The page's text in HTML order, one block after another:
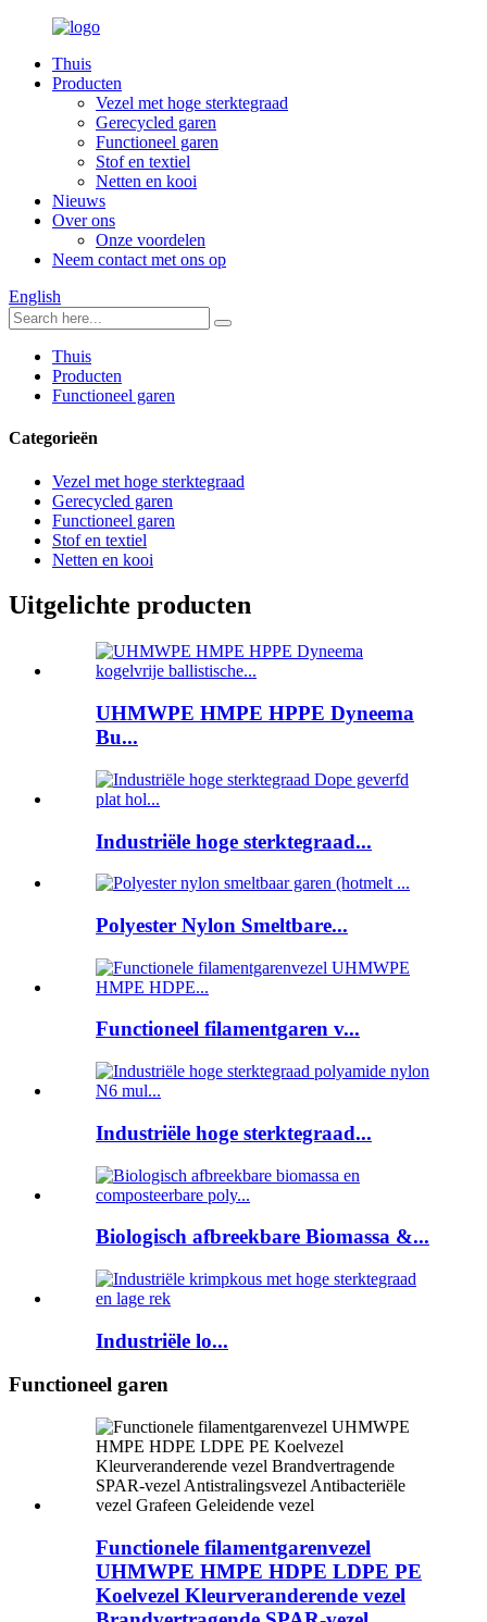
Thuis
Producten
Vezel met hoge sterktegraad
Gerecycled garen
Functioneel garen
Stof en textiel
Netten en kooi
Nieuws
Over ons
Onze voordelen
Neem contact met ons op
English
Thuis
Producten
Functioneel garen
Categorieën
Vezel met hoge sterktegraad
Gerecycled garen
Functioneel garen
Stof en textiel
Netten en kooi
Uitgelichte producten
UHMWPE HMPE HPPE Dyneema
Bu...
Industriële hoge sterktegraad...
Polyester Nylon Smeltbare...
Functioneel filamentgaren v...
Industriële hoge sterktegraad...
Biologisch afbreekbare Biomassa &...
Industriële lo...
Functioneel garen
Functionele filamentgarenvezel
UHMWPE HMPE HDPE LDPE PE
Koelvezel Kleurveranderende vezel